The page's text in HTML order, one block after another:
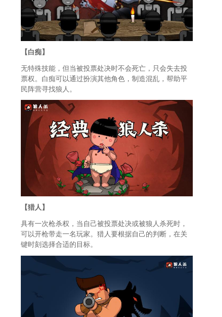
【白痴】
无特殊技能，但当被投票处决时不会死亡，只会失去投
票权。白痴可以通过扮演其他角色，制造混乱，帮助平
民阵营寻找狼人。
【猎人】
具有一次枪杀权，当自己被投票处决或被狼人杀死时，
可以开枪带走一名玩家。猎人要根据自己的判断，在关
键时刻选择合适的目标。